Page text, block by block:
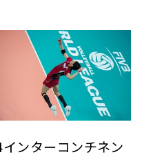
ンターコンチネン